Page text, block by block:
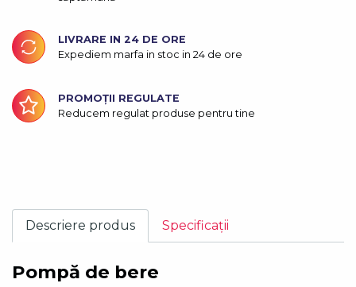
LIVRARE IN 24 DE ORE
Expediem marfa in stoc in 24 de ore
PROMOȚII REGULATE
Reducem regulat produse pentru tine
Descriere produs Specificații
Pompă de bere